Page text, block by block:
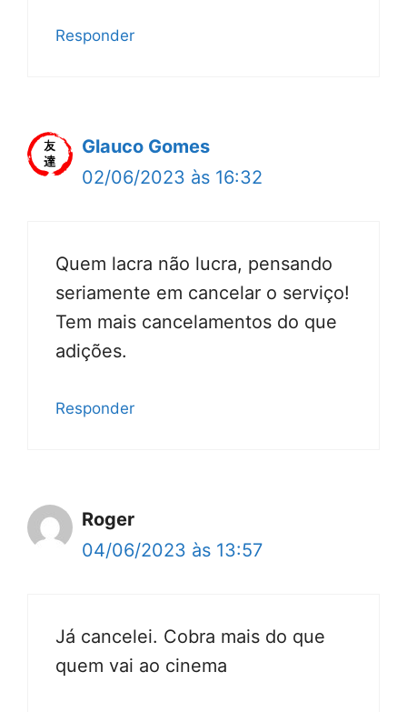
Responder
Glauco Gomes
02/06/2023 às 16:32
Quem lacra não lucra, pensando
seriamente em cancelar o serviço!
Tem mais cancelamentos do que
adições.
Responder
Roger
04/06/2023 às 13:57
Já cancelei. Cobra mais do que
quem vai ao cinema